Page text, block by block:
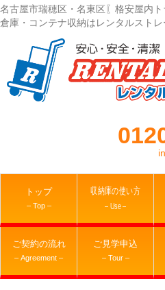
名古屋市瑞穂区・名東区〖格安屋内
倉庫・コンテナ収納はレンタルストレ
トップ
– Top –
収納庫の使い方
– Use –
ご契約の流れ
– Agreement –
ご見学申込
– Tour –